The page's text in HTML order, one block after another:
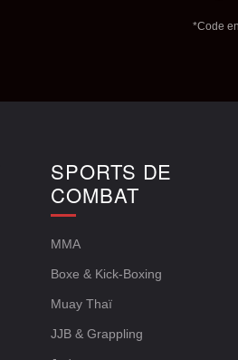
*Code
SPORTS DE
COMBAT
MMA
Boxe & Kick-Boxing
Muay Thaï
JJB & Grappling